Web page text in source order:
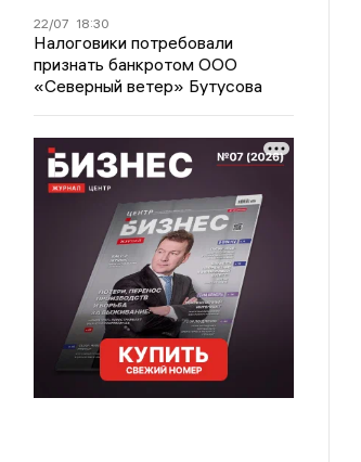
22/07 18:30
Налоговики потребовали
признать банкротом ООО
«Северный ветер» Бутусова